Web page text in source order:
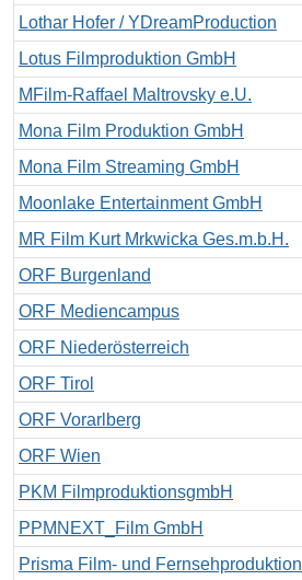
Lothar Hofer / YDreamProduction
Lotus Filmproduktion GmbH
MFilm-Raffael Maltrovsky e.U.
Mona Film Produktion GmbH
Mona Film Streaming GmbH
Moonlake Entertainment GmbH
MR Film Kurt Mrkwicka Ges.m.b.H.
ORF Burgenland
ORF Mediencampus
ORF Niederösterreich
ORF Tirol
ORF Vorarlberg
ORF Wien
PKM FilmproduktionsgmbH
PPMNEXT_Film GmbH
Prisma Film- und Fernsehproduktion